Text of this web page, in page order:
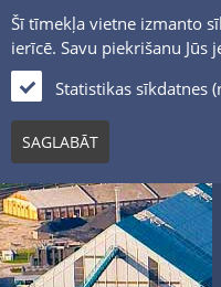
Šī tīmekļa vietne izmanto
ierīcē. Savu piekrišanu
Statistikas sīkdatnes
SAGLABĀT